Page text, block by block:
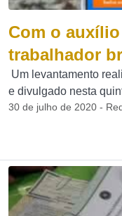
Com o
trabalhador
Um levantamento
e divulgado nesta
30 de julho de 2020 -